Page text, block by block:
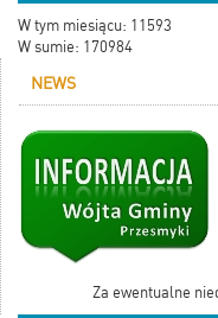
W tym miesiącu: 11593
W sumie: 170984
NEWS
Za ewentualne